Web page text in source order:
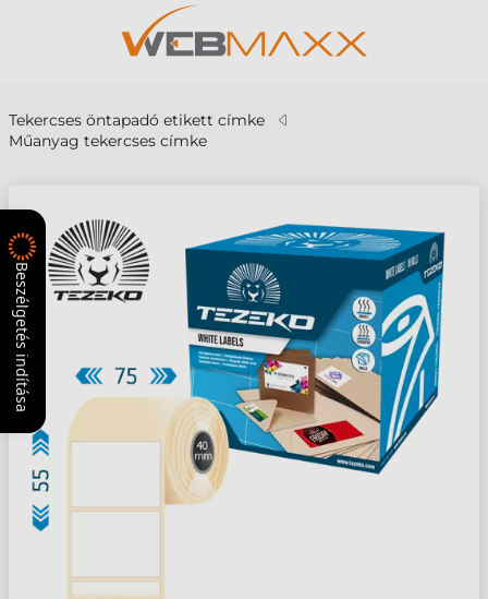
Tekercses öntapadó etikett címke
Műanyag tekercses címke
Beszélgetés indítása